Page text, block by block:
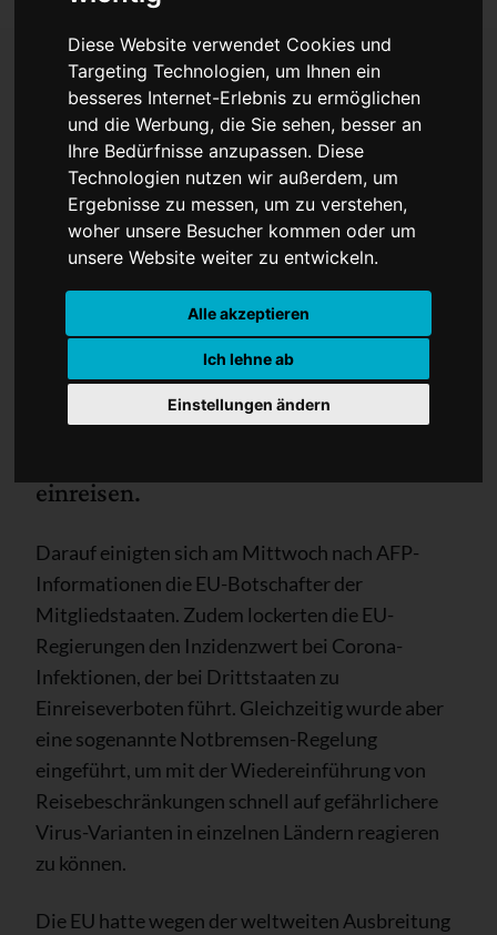
Diese Website verwendet Cookies und
Targeting Technologien, um Ihnen ein
besseres Internet-Erlebnis zu ermöglichen
und die Werbung, die Sie sehen, besser an
Ihre Bedürfnisse anzupassen. Diese
Technologien nutzen wir außerdem, um
Ergebnisse zu messen, um zu verstehen,
woher unsere Besucher kommen oder um
unsere Website weiter zu entwickeln.
Alle akzeptieren
Ich lehne ab
Einstellungen ändern
Vollständig Geimpfte
dürfen wieder einreisen
Vollständig gegen das Coronavirus
geimpfte Menschen aus Drittstaaten
einreisen.
Darauf einigten sich am Mittwoch nach AFP-
Informationen die EU-Botschafter der
Mitgliedstaaten. Zudem lockerten die EU-
Regierungen den Inzidenzwert bei Corona-
Infektionen, der bei Drittstaaten zu
Einreiseverboten führt. Gleichzeitig wurde aber
eine sogenannte Notbremsen-Regelung
eingeführt, um mit der Wiedereinführung von
Reisebeschränkungen schnell auf gefährlichere
Virus-Varianten in einzelnen Ländern reagieren
zu können.
Die EU hatte wegen der weltweiten Ausbreitung